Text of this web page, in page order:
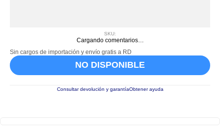
SKU:
Cargando comentarios…
Sin cargos de importación y envío gratis a RD
NO DISPONIBLE
Consultar devolución y garantíaObtener ayuda